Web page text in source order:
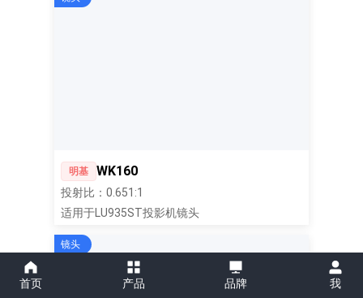
明基 WK160
投射比：0.651:1
适用于LU935ST投影机镜头
镜头
首页 产品 品牌 我